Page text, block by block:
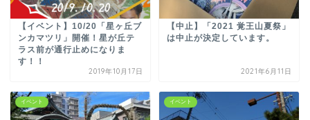
【イベント】10/20「星ヶ丘ブ
ンカマツリ」開催！星が丘テ
ラス前が通行止めになりま
す！！
2019年10月17日
【中止】「2021 覚王山夏祭」
は中止が決定しています。
2021年6月11日
イベント イベント